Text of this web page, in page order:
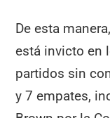
De esta
está invicto en
partidos sin
y 7 empates,